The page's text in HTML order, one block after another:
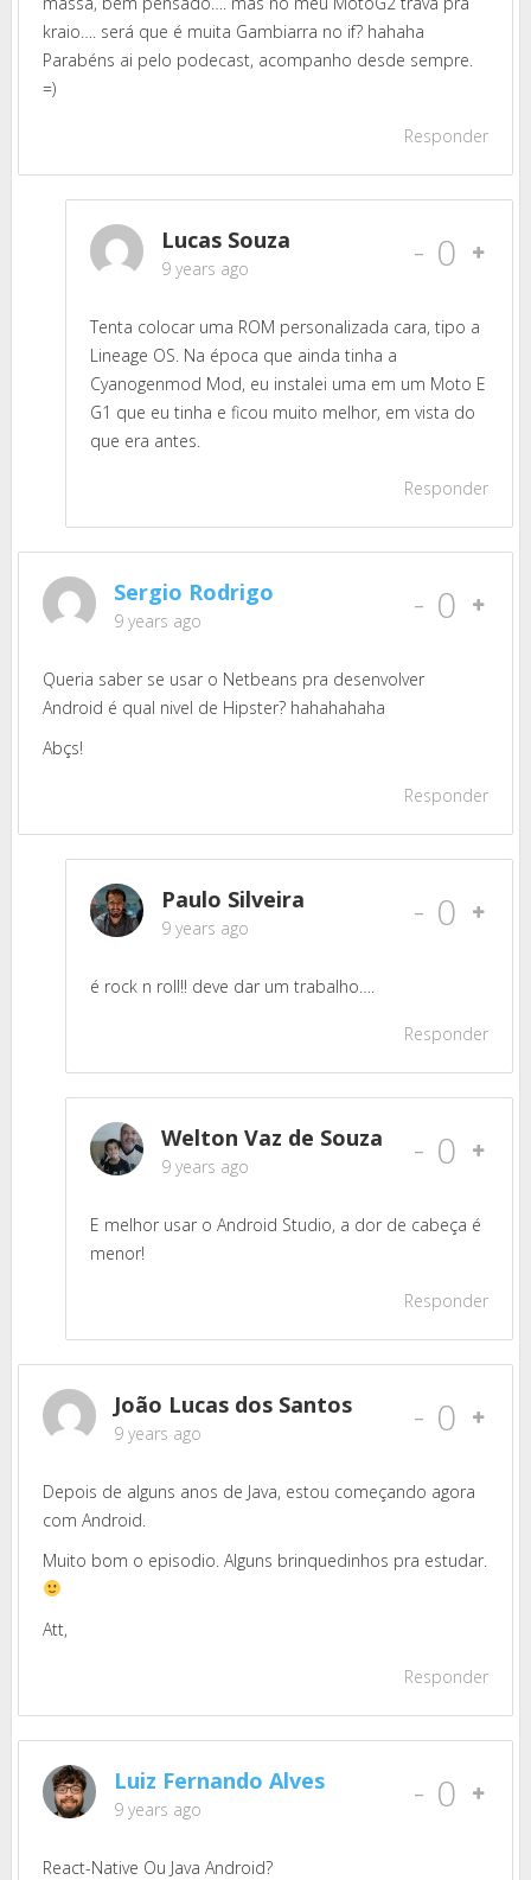
kraio…. será que é muita Gambiarra no if? hahaha
Parabéns ai pelo podecast, acompanho desde sempre.
=)
Responder
Lucas Souza
9 years ago - 0
Tenta colocar uma ROM personalizada cara, tipo a
Lineage OS. Na época que ainda tinha a
Cyanogenmod Mod, eu instalei uma em um Moto E
G1 que eu tinha e ficou muito melhor, em vista do
que era antes.
Responder
Sergio Rodrigo
9 years ago - 0
Queria saber se usar o Netbeans pra desenvolver
Android é qual nivel de Hipster? hahahahaha
Abçs!
Responder
Paulo Silveira
9 years ago - 0
é rock n roll!! deve dar um trabalho….
Responder
Welton Vaz de Souza
9 years ago - 0
E melhor usar o Android Studio, a dor de cabeça é
menor!
Responder
João Lucas dos Santos
9 years ago - 0
Depois de alguns anos de Java, estou começando agora
com Android.
Muito bom o episodio. Alguns brinquedinhos pra estudar.
Att,
Responder
Luiz Fernando Alves
9 years ago - 0
React-Native Ou Java Android?